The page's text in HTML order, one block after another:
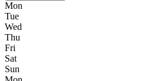
Mon
Tue
Wed
Thu
Fri
Sat
Sun